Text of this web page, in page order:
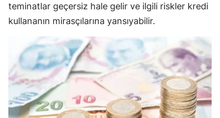
teminatlar geçersiz hale gelir ve ilgili riskler kredi
kullananın mirasçılarına yansıyabilir.